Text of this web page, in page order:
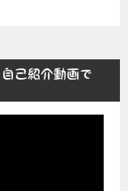
己紹介動画で